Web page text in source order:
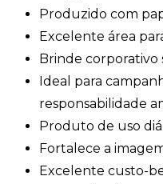
Produzido com
Excelente área
Brinde corporativo
Ideal para
responsabilidade
Produto de uso
Fortalece a
Excelente custo-